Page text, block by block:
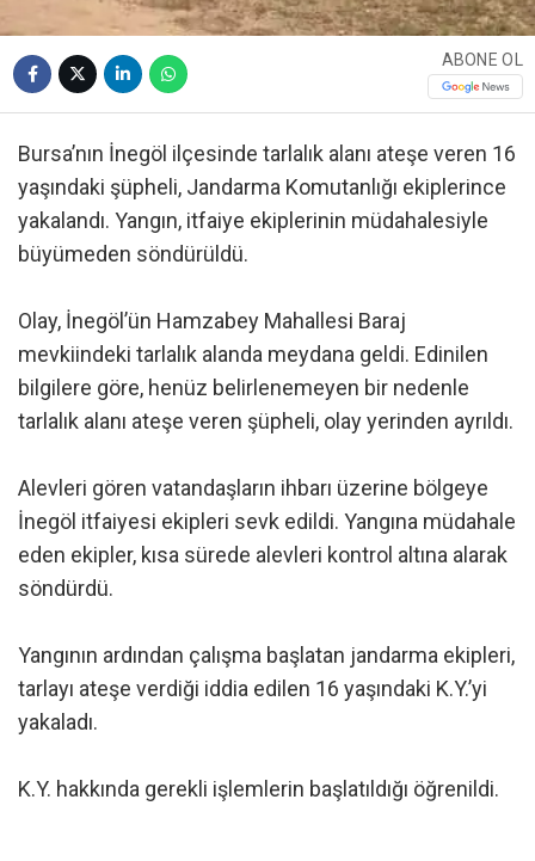
ABONE OL
Bursa’nın İnegöl ilçesinde tarlalık alanı ateşe veren 16
yaşındaki şüpheli, Jandarma Komutanlığı ekiplerince
yakalandı. Yangın, itfaiye ekiplerinin müdahalesiyle
büyümeden söndürüldü.
Olay, İnegöl’ün Hamzabey Mahallesi Baraj
mevkiindeki tarlalık alanda meydana geldi. Edinilen
bilgilere göre, henüz belirlenemeyen bir nedenle
tarlalık alanı ateşe veren şüpheli, olay yerinden ayrıldı.
Alevleri gören vatandaşların ihbarı üzerine bölgeye
İnegöl itfaiyesi ekipleri sevk edildi. Yangına müdahale
eden ekipler, kısa sürede alevleri kontrol altına alarak
söndürdü.
Yangının ardından çalışma başlatan jandarma ekipleri,
tarlayı ateşe verdiği iddia edilen 16 yaşındaki K.Y.’yi
yakaladı.
K.Y. hakkında gerekli işlemlerin başlatıldığı öğrenildi.